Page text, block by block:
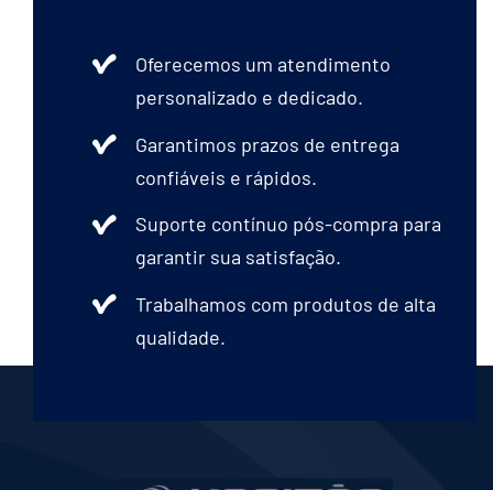
Oferecemos um atendimento
personalizado e dedicado.
Garantimos prazos de entrega
confiáveis e rápidos.
Suporte contínuo pós-compra para
garantir sua satisfação.
Trabalhamos com produtos de alta
qualidade.